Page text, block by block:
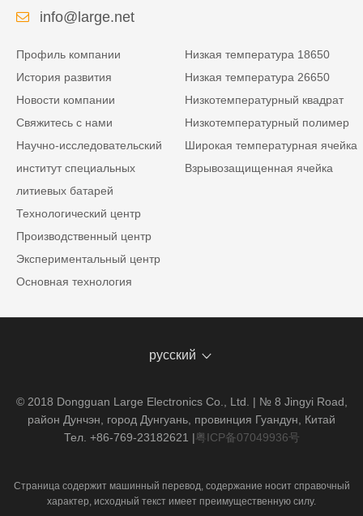
info@large.net
Профиль компании
История развития
Новости компании
Свяжитесь с нами
Научно-исследовательский
институт специальных
литиевых батарей
Технологический центр
Производственный центр
Экспериментальный центр
Основная технология
Низкая температура 18650
Низкая температура 26650
Низкотемпературный квадрат
Низкотемпературный полимер
Широкая температурная ячейка
Взрывозащищенная ячейка
русский
© 2018 Dongguan Large Electronics Co., Ltd. | № 8 Jingyi Road,
район Дунчэн, город Дунгуань, провинция Гуандун, Китай
Тел. +86-769-23182621 |粤ICP备07049936号
Страница содержит машинный перевод, содержание носит справочный
характер, исходный текст имеет преимущественную силу.